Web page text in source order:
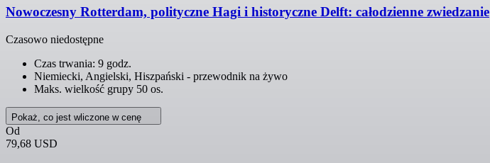
Nowoczesny Rotterdam, polityczne Hagi i historyczne Delft: całodzienne zwiedzanie
Czasowo niedostępne
Czas trwania: 9 godz.
Niemiecki, Angielski, Hiszpański - przewodnik na żywo
Maks. wielkość grupy 50 os.
Pokaż, co jest wliczone w cenę
Od
79,68 USD